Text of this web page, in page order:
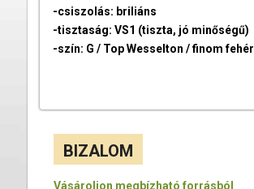
-csiszolás: briliáns
-tisztaság: VS1 (tiszta, jó minőségű)
-szín: G / Top Wesselton / finom fehér
BIZALOM
Vásároljon megbízható forrásból